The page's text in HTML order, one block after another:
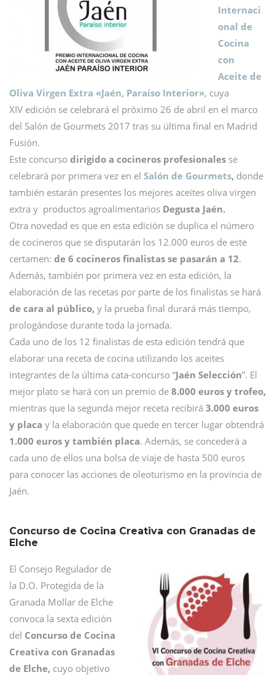
Internaci
onal de
Cocina
con
Aceite de
Oliva Virgen Extra «Jaén, Paraíso Interior», cuya
XIV edición se celebrará el próximo 26 de abril en el marco
del Salón de Gourmets 2017 tras su última final en Madrid
Fusión.
Este concurso dirigido a cocineros profesionales se
celebrará por primera vez en el Salón de Gourmets, donde
también estarán presentes los mejores aceites oliva virgen
extra y productos agroalimentarios Degusta Jaén.
Otra novedad es que en esta edición se duplica el número
de cocineros que se disputarán los 12.000 euros de este
certamen: de 6 cocineros finalistas se pasarán a 12.
Además, también por primera vez en esta edición, la
elaboración de las recetas por parte de los finalistas se hará
de cara al público, y la prueba final durará más tiempo,
prologándose durante toda la jornada.
Cada uno de los 12 finalistas de esta edición tendrá que
elaborar una receta de cocina utilizando los aceites
integrantes de la última cata-concurso “Jaén Selección”. El
mejor plato se hará con un premio de 8.000 euros y trofeo,
mientras que la segunda mejor receta recibirá 3.000 euros
y placa y la elaboración que quede en tercer lugar obtendrá
1.000 euros y también placa. Además, se concederá a
cada uno de ellos una bolsa de viaje de hasta 500 euros
para conocer las acciones de oleoturismo en la provincia de
Jaén.
Concurso de Cocina Creativa con Granadas de
Elche
El Consejo Regulador de
la D.O. Protegida de la
Granada Mollar de Elche
convoca la sexta edición
del Concurso de Cocina
Creativa con Granadas
de Elche, cuyo objetivo